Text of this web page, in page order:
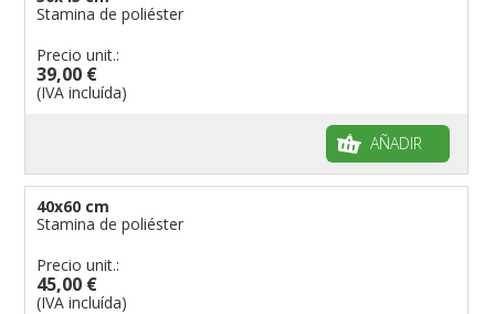
Stamina de poliéster
Precio unit.:
39,00 €
(IVA incluída)
AÑADIR
40x60 cm
Stamina de poliéster
Precio unit.:
45,00 €
(IVA incluída)